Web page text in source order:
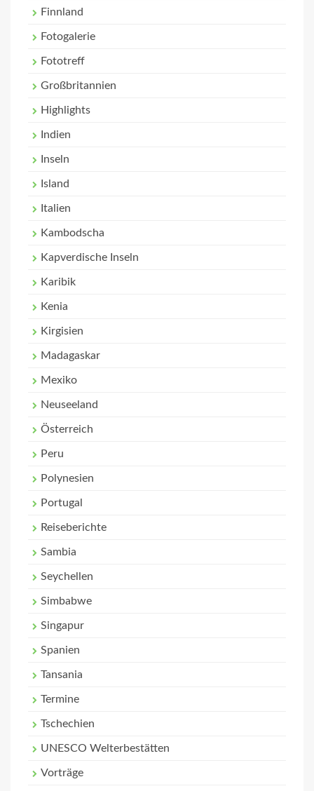
Finnland
Fotogalerie
Fototreff
Großbritannien
Highlights
Indien
Inseln
Island
Italien
Kambodscha
Kapverdische Inseln
Karibik
Kenia
Kirgisien
Madagaskar
Mexiko
Neuseeland
Österreich
Peru
Polynesien
Portugal
Reiseberichte
Sambia
Seychellen
Simbabwe
Singapur
Spanien
Tansania
Termine
Tschechien
UNESCO Welterbestätten
Vorträge